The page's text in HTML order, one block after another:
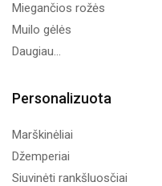
Miegančios rožės
Muilo gėlės
Daugiau...
Personalizuota
Marškinėliai
Džemperiai
Siuvinėti rankšluosčiai